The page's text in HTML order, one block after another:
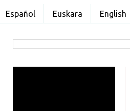
Español Euskara English